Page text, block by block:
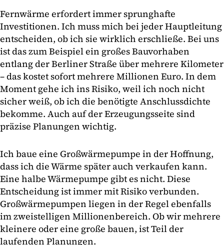
Fernwärme erfordert immer sprunghafte
Investitionen. Ich muss mich bei jeder Hauptleitung
entscheiden, ob ich sie wirklich erschließe. Bei uns
ist das zum Beispiel ein großes Bauvorhaben
entlang der Berliner Straße über mehrere Kilometer
– das kostet sofort mehrere Millionen Euro. In dem
Moment gehe ich ins Risiko, weil ich noch nicht
sicher weiß, ob ich die benötigte Anschlussdichte
bekomme. Auch auf der Erzeugungsseite sind
präzise Planungen wichtig.
Ich baue eine Großwärmepumpe in der Hoffnung,
dass ich die Wärme später auch verkaufen kann.
Eine halbe Wärmepumpe gibt es nicht. Diese
Entscheidung ist immer mit Risiko verbunden.
Großwärmepumpen liegen in der Regel ebenfalls
im zweistelligen Millionenbereich. Ob wir mehrere
kleinere oder eine große bauen, ist Teil der
laufenden Planungen.